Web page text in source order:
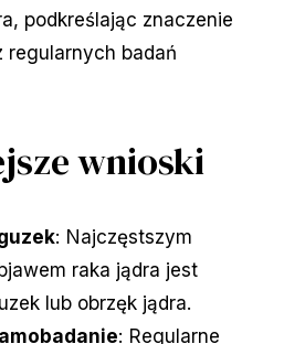
podkreślając znaczenie
regularnych badań
wnioski
: Najczęstszym
raka jądra jest
lub obrzęk jądra.
: Regularne